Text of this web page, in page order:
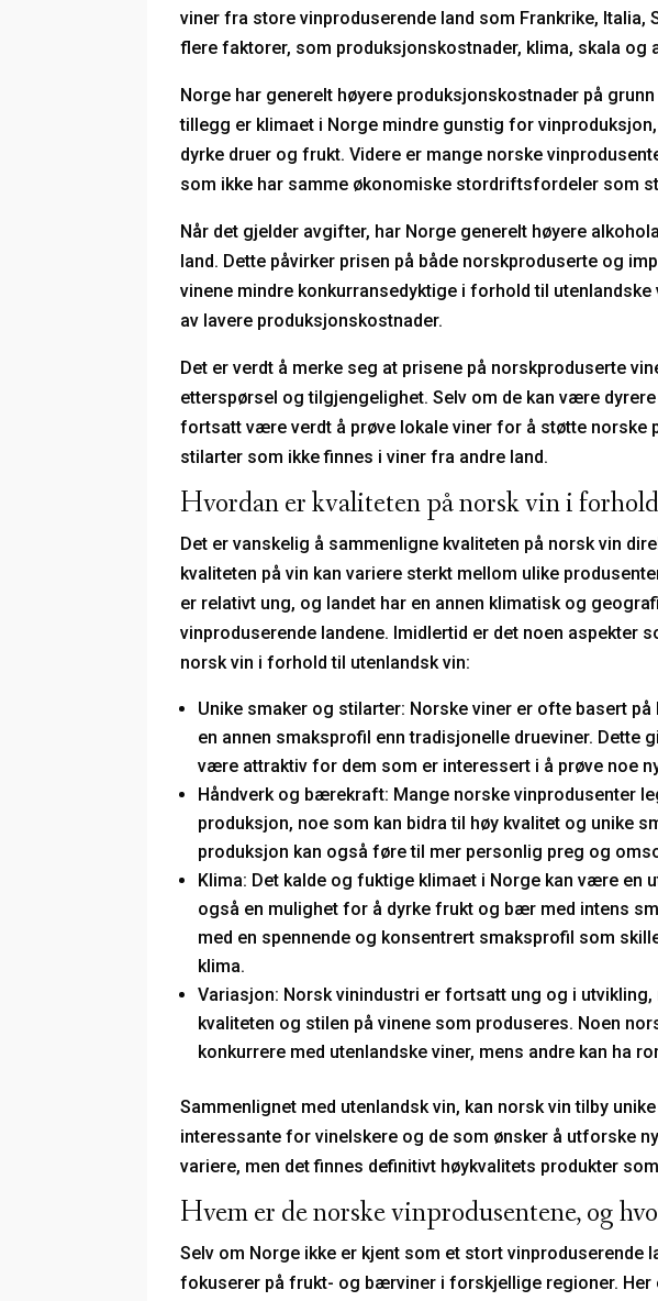
viner fra store vinproduserende land som Frankrike, Italia,
flere faktorer, som produksjonskostnader, klima, skala og
Norge har generelt høyere produksjonskostnader på
tillegg er klimaet i Norge mindre gunstig for
dyrke druer og frukt. Videre er mange norske
som ikke har samme økonomiske stordriftsfordeler som
Når det gjelder avgifter, har Norge generelt høyere
land. Dette påvirker prisen på både norskproduserte og
vinene mindre konkurransedyktige i forhold til
av lavere produksjonskostnader.
Det er verdt å merke seg at prisene på norskproduserte
etterspørsel og tilgjengelighet. Selv om de kan være
fortsatt være verdt å prøve lokale viner for å støtte norske
stilarter som ikke finnes i viner fra andre land.
Hvordan er kvaliteten på norsk vin i
Det er vanskelig å sammenligne kvaliteten på norsk vin
kvaliteten på vin kan variere sterkt mellom ulike
er relativt ung, og landet har en annen klimatisk og
vinproduserende landene. Imidlertid er det noen aspekter
norsk vin i forhold til utenlandsk vin:
Unike smaker og stilarter: Norske viner er ofte basert
en annen smaksprofil enn tradisjonelle drueviner. Dette
være attraktiv for dem som er interessert i å prøve noe
Håndverk og bærekraft: Mange norske vinprodusenter
produksjon, noe som kan bidra til høy kvalitet og unike
produksjon kan også føre til mer personlig preg og
Klima: Det kalde og fuktige klimaet i Norge kan være
også en mulighet for å dyrke frukt og bær med intens
med en spennende og konsentrert smaksprofil som
klima.
Variasjon: Norsk vinindustri er fortsatt ung og i
kvaliteten og stilen på vinene som produseres. Noen
konkurrere med utenlandske viner, mens andre kan ha
Sammenlignet med utenlandsk vin, kan norsk vin tilby
interessante for vinelskere og de som ønsker å utforske
variere, men det finnes definitivt høykvalitets produkter
Hvem er de norske vinprodusentene, og
Selv om Norge ikke er kjent som et stort vinproduserende
fokuserer på frukt- og bærviner i forskjellige regioner. Her